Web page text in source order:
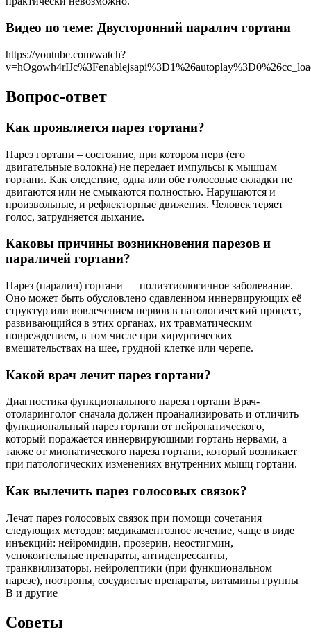
Видео по теме: Двусторонний паралич гортани
https://youtube.com/watch?
Вопрос-ответ
Как проявляется парез гортани?
Парез гортани – состояние, при котором нерв (его
двигательные волокна) не передает импульсы к мышцам
гортани. Как следствие, одна или обе голосовые складки не
двигаются или не смыкаются полностью. Нарушаются и
произвольные, и рефлекторные движения. Человек теряет
голос, затрудняется дыхание.
Каковы причины возникновения парезов и
параличей гортани?
Парез (паралич) гортани — полиэтиологичное заболевание.
Оно может быть обусловлено сдавленном иннервирующих её
структур или вовлечением нервов в патологический процесс,
развивающийся в этих органах, их травматическим
повреждением, в том числе при хирургических
вмешательствах на шее, грудной клетке или черепе.
Какой врач лечит парез гортани?
Диагностика функционального пареза гортани Врач-
отоларинголог сначала должен проанализировать и отличить
функциональный парез гортани от нейропатического,
который поражается иннервирующими гортань нервами, а
также от миопатического пареза гортани, который возникает
при патологических изменениях внутренних мышц гортани.
Как вылечить парез голосовых связок?
Лечат парез голосовых связок при помощи сочетания
следующих методов: медикаментозное лечение, чаще в виде
инъекций: нейромидин, прозерин, неостигмин,
успокоительные препараты, антидепрессанты,
транквилизаторы, нейролептики (при функциональном
парезе), ноотропы, сосудистые препараты, витамины группы
В и другие
Советы